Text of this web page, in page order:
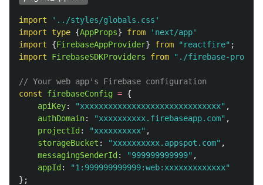
import ' ../styles/globals.css '
import
type {AppProps} from ' next/app'
import
{FirebaseAppProvider} from " reactfire" ;
import
FirebaseSDKProviders from " ./firebase-
// Your web app's Firebase configuration
const
firebaseConfig = {
apiKey: "xxxxxxxxxxxxxxxxxxxxxxxxxxxxxx" ,
authDomain: "xxxxxxxxxx.firebaseapp.com" ,
projectId : "xxxxxxxxxx" ,
storageBucket : "xxxxxxxxxx.appspot.com" ,
messagingSenderId : "999999999999" ,
appId : "1:999999999999:web:xxxxxxxxxxxxx"
};